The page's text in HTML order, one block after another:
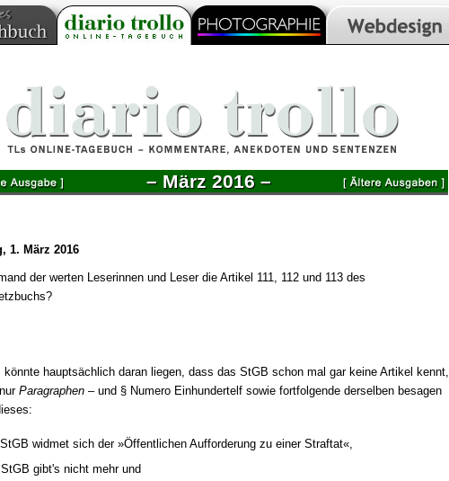
– März 2016 –
1. März 2016
der werten Leserinnen und Leser die Artikel 111, 112 und 113 des
könnte hauptsächlich daran liegen, dass das StGB schon mal gar keine Artikel kennt,
Paragraphen – und § Numero Einhundertelf sowie fortfolgende derselben besagen
widmet sich der »Öffentlichen Aufforderung zu einer Straftat«,
gibt's nicht mehr und